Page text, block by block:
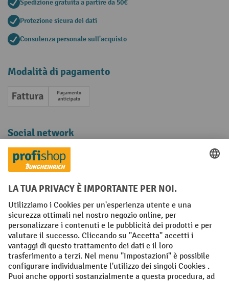
Spedizione gratuita a partire da 50€
Protezione sicura dei dati
Consulenza personale sull'acquisto
Modalità di pagamento
Fattura Pagamento anticipato
Social network
Facebook
YouTube
LinkedInInstagram
Condizioni Generali di Vendita
Dichiarazione di protezione dei dati Impronta
Impostazioni sulla privacy
All prices excl. VAT plusshipping costsand possible delivery charges,